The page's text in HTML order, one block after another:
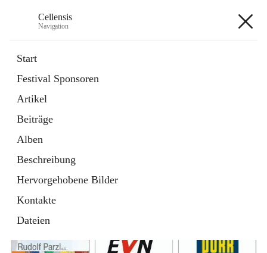
Cellensis
Navigation
Start
Festival Sponsoren
Artikel
Beiträge
Alben
Beschreibung
Hervorgehobene Bilder
Kontakte
Dateien
Festival Sponsoren